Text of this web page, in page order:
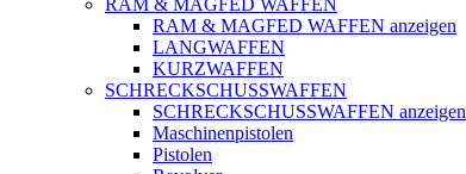
RAM & MAGFED WAFFEN
RAM & MAGFED WAFFEN anzeigen
LANGWAFFEN
KURZWAFFEN
SCHRECKSCHUSSWAFFEN
SCHRECKSCHUSSWAFFEN anzeigen
Maschinenpistolen
Pistolen